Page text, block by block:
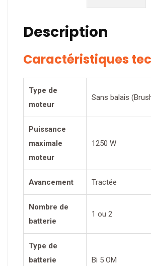
Description
Caractéristiques
Type de
moteur
Sans balais
Puissance
maximale
moteur
1250 W
Avancement Tractée
Nombre de
batterie
1 ou 2
Type de
batterie
Bi 5 OM